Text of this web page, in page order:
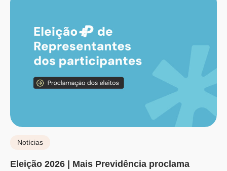
Notícias
Eleição 2026 | Mais Previdência proclama